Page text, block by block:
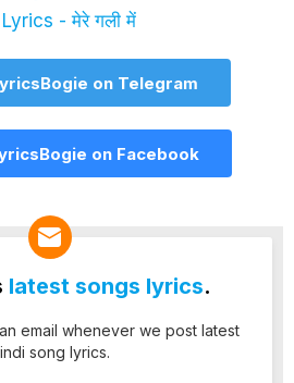
- मेरे गली में
on Telegram
on Facebook
latest songs lyrics.
email whenever we post latest
song lyrics.